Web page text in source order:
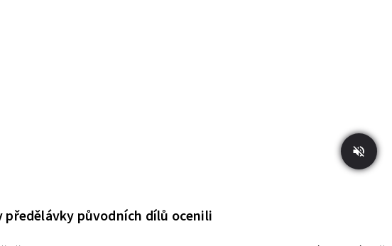
předělávky původních dílů ocenili